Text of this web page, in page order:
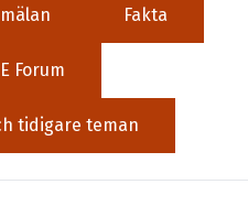
Fakta
Forum
tidigare teman